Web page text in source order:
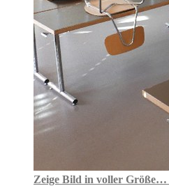
Zeige Bild in voller Größe…